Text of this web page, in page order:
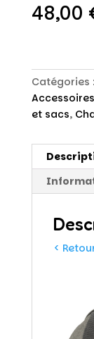
48,00
Catégories :
et sacs,
<